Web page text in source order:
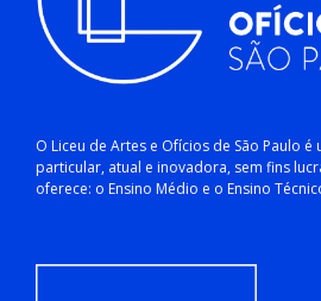
O Liceu de Artes e Ofícios de São Paulo
particular, atual e inovadora, sem fins
oferece: o Ensino Médio e o Ensino